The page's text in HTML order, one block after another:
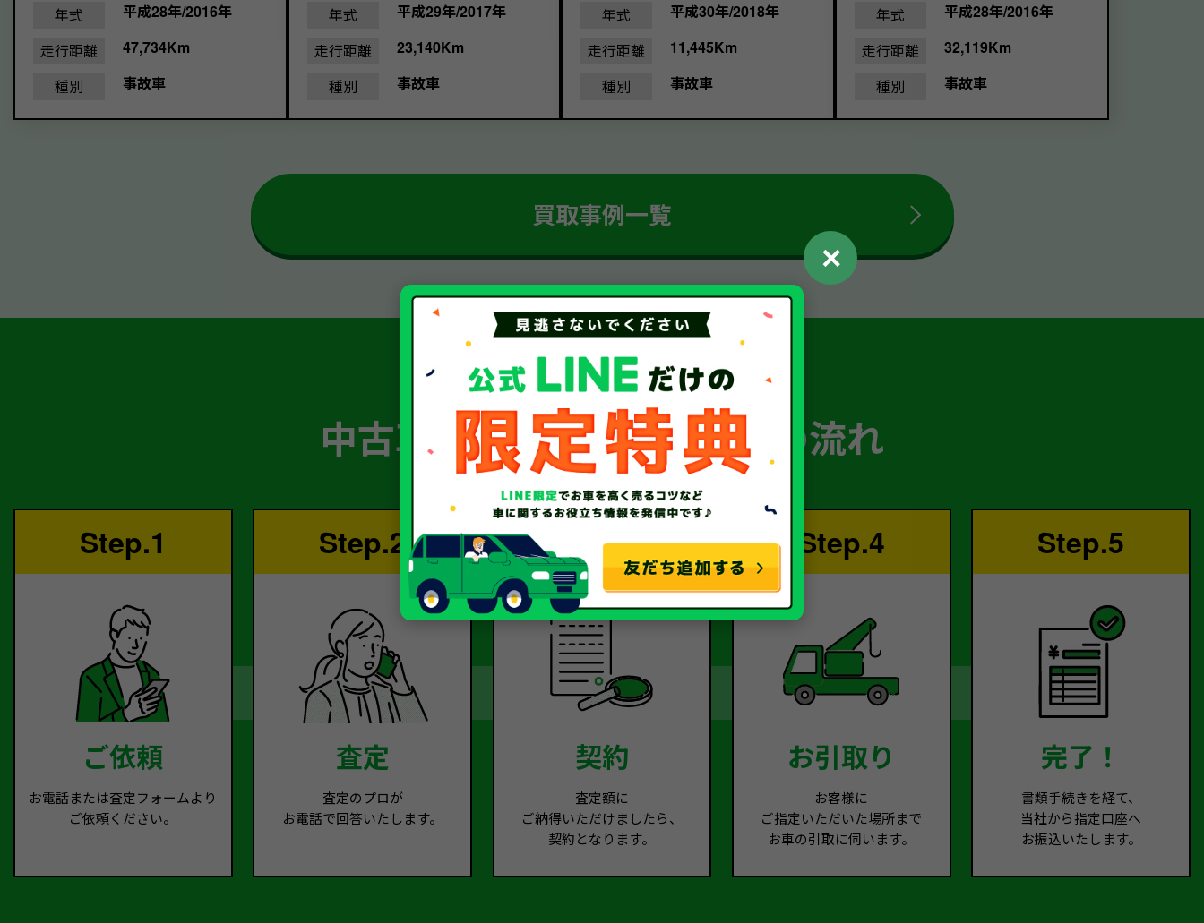
年式
平成28年/2016年
走行距離
47,734Km
種別
事故車
年式
平成29年/2017年
走行距離
23,140Km
種別
事故車
年式
平成30年/2018年
走行距離
11,445Km
種別
事故車
年式
平成28年/2016年
走行距離
32,119Km
種別
事故車
買取事例一覧
簡単 5ステップ！
中古車・廃車・事故車買取の流れ
Step.1
ご依頼
お電話または査定フォームより
ご依頼ください。
Step.2
査定
査定のプロが
お電話で回答いたします。
Step.3
契約
査定額に
ご納得いただけましたら、
契約となります。
Step.4
お引取り
お客様に
ご指定いただいた場所まで
お車の引取に伺います。
Step.5
完了！
書類手続きを経て、
当社から指定口座へ
お振込いたします。
✕